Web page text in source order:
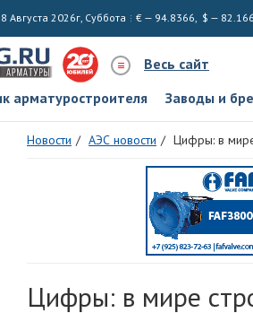
8 Августа 2026г, Суббота € — 94.8366, $ —
Весь сайт
арматуростроителя Заводы и
Новости АЭС новости Цифры: в
Цифры: в мире